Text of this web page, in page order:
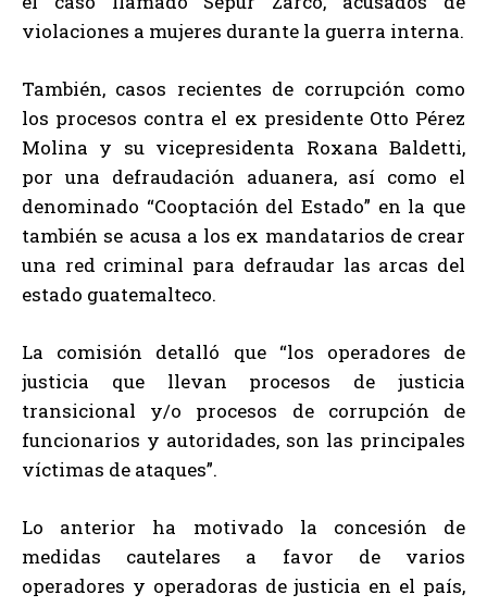
violaciones a mujeres durante la guerra interna.
También, casos recientes de corrupción como
los procesos contra el ex presidente Otto Pérez
Molina y su vicepresidenta Roxana Baldetti,
por una defraudación aduanera, así como el
denominado “Cooptación del Estado” en la que
también se acusa a los ex mandatarios de crear
una red criminal para defraudar las arcas del
estado guatemalteco.
La comisión detalló que “los operadores de
justicia que llevan procesos de justicia
transicional y/o procesos de corrupción de
funcionarios y autoridades, son las principales
víctimas de ataques”.
Lo anterior ha motivado la concesión de
medidas cautelares a favor de varios
operadores y operadoras de justicia en el país,